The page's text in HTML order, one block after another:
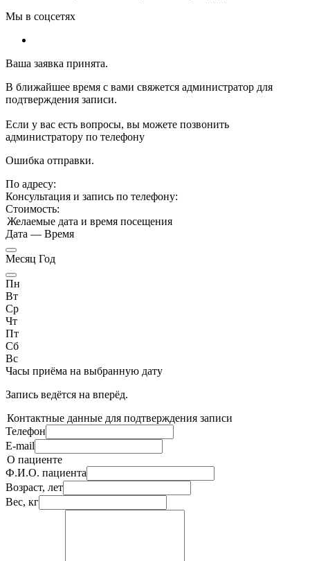
Мы в соцсетях
Ваша заявка принята.
В ближайшее время с вами свяжется администратор для
подтверждения записи.
Если у вас есть вопросы, вы можете позвонить
администратору по телефону
Ошибка отправки.
По адресу:
Консультация и запись по телефону:
Стоимость:
Желаемые дата и время посещения
Дата — Время
Месяц Год
Пн
Вт
Ср
Чт
Пт
Сб
Вс
Часы приёма на выбранную дату
Запись ведётся на вперёд.
Контактные данные для подтверждения записи
Телефон
E-mail
О пациенте
Ф.И.О. пациента
Возраст, лет
Вес, кг